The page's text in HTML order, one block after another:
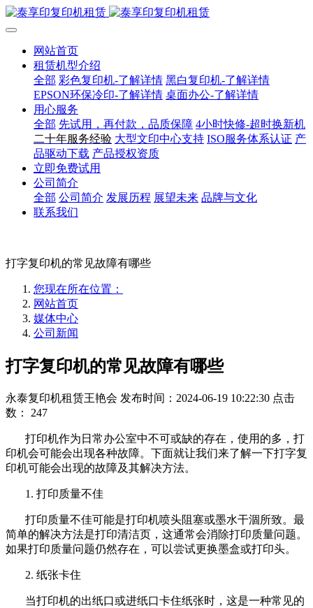
网站首页
租赁机型介绍
全部 彩色复印机-了解详情 黑白复印机-了解详情
EPSON环保冷印-了解详情 桌面办公-了解详情
用心服务
全部 先试用，再付款，品质保障 4小时快修-超时换新机
二十年服务经验 大型文印中心支持 ISO服务体系认证 产
品驱动下载 产品授权资质
立即免费试用
公司简介
全部 公司简介 发展历程 展望未来 品牌与文化
联系我们
打字复印机的常见故障有哪些
您现在所在位置：
网站首页
媒体中心
公司新闻
打字复印机的常见故障有哪些
永泰复印机租赁王艳会 发布时间：2024-06-19 10:22:30 点击
数： 247
打印机作为日常办公室中不可或缺的存在，使用的多，打
印机会可能会出现各种故障。下面就让我们来了解一下打字复
印机可能会出现的故障及其解决方法。
1. 打印质量不佳
打印质量不佳可能是打印机喷头阻塞或墨水干涸所致。最
简单的解决方法是打印清洁页，这通常会消除打印质量问题。
如果打印质量问题仍然存在，可以尝试更换墨盒或打印头。
2. 纸张卡住
当打印机的出纸口或进纸口卡住纸张时，这是一种常见的